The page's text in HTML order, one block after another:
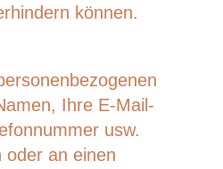
können.
Ihre E-Mail-
usw.
oder an einen